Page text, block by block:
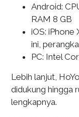
Android:
RAM 8 GB
iOS: iPhone
ini,
PC: Intel
Lebih lanjut,
didukung hingga
lengkapnya.